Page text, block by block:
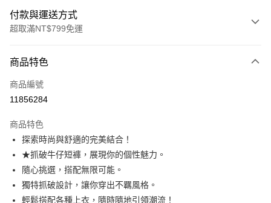
付款與運送方式
超取滿NT$799免運
信用卡一次付款
超商取貨付款
Apple Pay
街口支付
悠遊付
商品特色
商品編號
11856284
商品特色
探索時尚與舒適的完美結合！
★抓破牛仔短褲，展現你的個性魅力。
隨心挑選，搭配無限可能。
獨特抓破設計，讓你穿出不羈風格。
輕鬆搭配各種上衣，隨時隨地引領潮流！